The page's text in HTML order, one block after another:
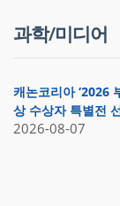
과학/미디어
캐논코리아 ‘2026
상 수상자 특별전
2026-08-07